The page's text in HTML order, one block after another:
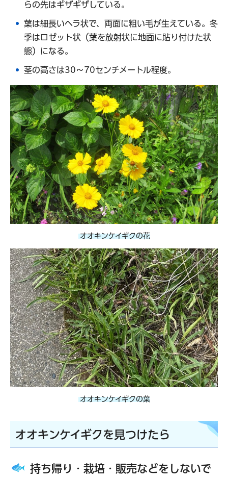
らの先はギザギザしている。
葉は細長いヘラ状で、両面に粗い毛が生えている。冬
季はロゼット状（葉を放射状に地面に貼り付けた状
態）になる。
茎の高さは30～70センチメートル程度。
オオキンケイギクの花
オオキンケイギクの葉
オオキンケイギクを見つけたら
持ち帰り・栽培・販売などをしないで